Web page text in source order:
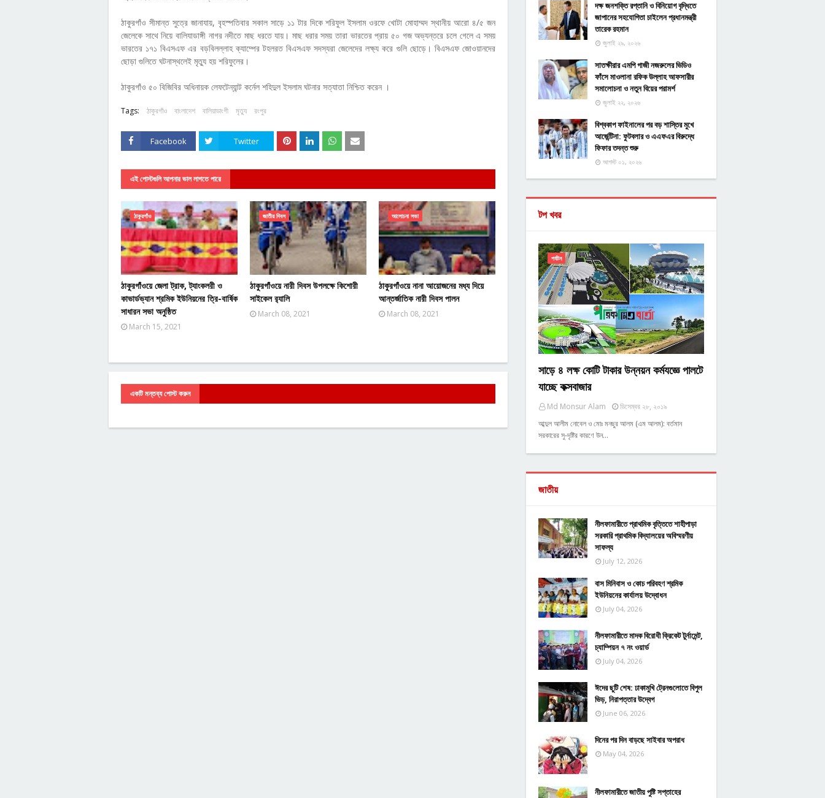
ঠাকুরগাঁও সীমান্ত সুত্রে জানাযায়, বৃহস্পতিবার সকাল সাড়ে ১১ টার দিকে শরিফুল ইসলাম ওরফে খোটা মোহাম্মদ স্থানীয় আরো ৪/৫ জন
জেলেকে সাথে নিয়ে বালিযাডাঙ্গী নাগর নদীতে মাছ ধরতে যায়। মাছ ধরার সময় তারা ভারতের প্রায় ৫০ গজ অভ্যন্তরে চলে গেলে এ সময়
ভারতের ১৭১ বিএসএফ এর বড়বিলল্লাহ ক্যাম্পের টহলরত বিএসএফ সদস্যরা জেলেদের লক্ষ্য করে গুলি ছোড়ে। বিএসএফ জোওয়ানদের
ছোড়া গুলিতে ঘটনাস্থলেই মৃত্যু হয় শরিফুলের।
ঠাকুরগাঁও ৫০ বিজিবির অধিনায়ক লেফটেন্যান্ট কর্নেল শহিদুল ইসলাম ঘটনার সত্যাতা নিশ্চিত করেন ।
Tags: ঠাকুরগাঁও বাংলাদেশ বালিয়াডাংগী মৃত্যু রংপুর
Facebook Twitter
এই পোস্টগুলি আপনার ভাল লাগতে পারে
ঠাকুরগাঁও
ঠাকুরগাঁওয়ে জেলা ট্রাক, ট্যাংকলরী ও
কাভার্ডভ্যান শ্রমিক ইউনিয়নের ত্রি-বার্ষিক
সাধারন সভা অনুষ্ঠিত
March 15, 2021
জাতীয় দিবস
ঠাকুরগাঁওয়ে নারী দিবস উপলক্ষে কিশোরী
সাইকেল র‌্যালি
March 08, 2021
আলোচনা সভা
ঠাকুরগাঁওয়ে নানা আয়োজনের মধ্য দিয়ে
আন্তর্জাতিক নারী দিবস পালন
March 08, 2021
একটি মন্তব্য পোস্ট করুন
দক্ষ জনশক্তি রপ্তানি ও বিনিয়োগ বৃদ্ধিতে
জাপানের সহযোগিতা চাইলেন প্রধানমন্ত্রী
তারেক রহমান
জুলাই ২৯, ২০২৬
সাতক্ষীরার এমপি গাজী নজরুলের ভিডিও
ফাঁসে মাওলানা রফিক উল্লাহ আফসারীর
সমালোচনা ও নতুন বিয়ের পরামর্শ
জুলাই ২২, ২০২৬
বিশ্বকাপ ফাইনালের পর বড় শাস্তির মুখে
আর্জেন্টিনা: ফুটবলার ও এএফএর বিরুদ্ধে
ফিফার তদন্ত শুরু
আগস্ট ০১, ২০২৬
টপ খবর
পর্যটন
সাড়ে ৪ লক্ষ কোটি টাকার উন্নয়ন কর্মযজ্ঞে পালটে
যাচ্ছে কক্সবাজার
Md Monsur Alam
ডিসেম্বর ২৮, ২০১৯
আব্দুল আলীম নোবেল ও মোঃ মনছুর আলম (এম আলম): বর্তমান
সরকারের সু-দৃষ্টির কারণে উন…
জাতীয়
নীলফামারীতে প্রাথমিক বৃত্তিতে শাহীপাড়া
সরকারি প্রাথমিক বিদ্যালয়ের অবিস্মরণীয়
সাফল্য
July 12, 2026
বাস মিনিবাস ও কোচ পরিবহণ শ্রমিক
ইউনিয়নের কার্যালয় উদ্বোধন
July 04, 2026
নীলফামারীতে মাদক বিরোধী ক্রিকেট টুর্নামেন্ট,
চ্যাম্পিয়ন ৭ নং ওয়ার্ড
July 04, 2026
ঈদের ছুটি শেষ: ঢাকামুখি ট্রেনগুলোতে বিপুল
ভিড়, নিরাপত্তার উদ্বেগ
June 06, 2026
দিনের পর দিন বাড়ছে সাইবার অপরাধ
May 04, 2026
নীলফামারীতে জাতীয় পুষ্টি সপ্তাহের